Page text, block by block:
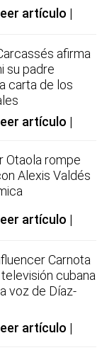
artículo
afirma
su padre
carta de los
artículo
Otaola rompe
Alexis Valdés
artículo
Carnota
televisión cubana
voz de Díaz-
artículo